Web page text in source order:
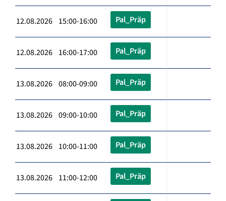
12.08.2026 15:00-16:00 Pal_Präp
12.08.2026 16:00-17:00 Pal_Präp
13.08.2026 08:00-09:00 Pal_Präp
13.08.2026 09:00-10:00 Pal_Präp
13.08.2026 10:00-11:00 Pal_Präp
13.08.2026 11:00-12:00 Pal_Präp